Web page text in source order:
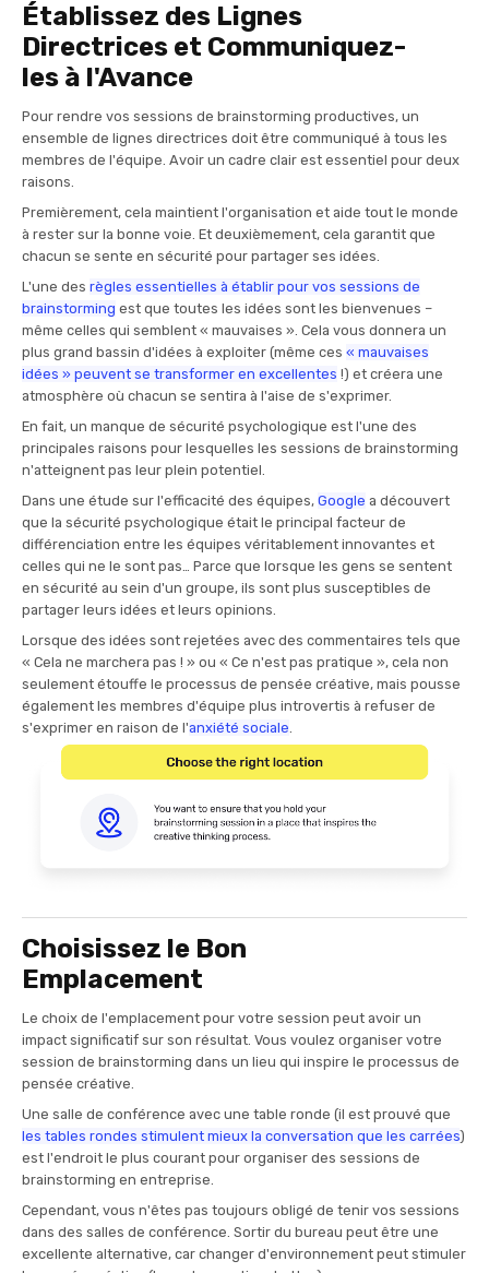
Établissez des Lignes
Directrices et Communiquez-
les à l'Avance
Pour rendre vos sessions de brainstorming productives, un
ensemble de lignes directrices doit être communiqué à tous les
membres de l'équipe. Avoir un cadre clair est essentiel pour deux
raisons.
Premièrement, cela maintient l'organisation et aide tout le monde
à rester sur la bonne voie. Et deuxièmement, cela garantit que
chacun se sente en sécurité pour partager ses idées.
L'une des règles essentielles à établir pour vos sessions de
brainstorming est que toutes les idées sont les bienvenues –
même celles qui semblent « mauvaises ». Cela vous donnera un
plus grand bassin d'idées à exploiter (même ces « mauvaises
idées » peuvent se transformer en excellentes !) et créera une
atmosphère où chacun se sentira à l'aise de s'exprimer.
En fait, un manque de sécurité psychologique est l'une des
principales raisons pour lesquelles les sessions de brainstorming
n'atteignent pas leur plein potentiel.
Dans une étude sur l'efficacité des équipes, Google a découvert
que la sécurité psychologique était le principal facteur de
différenciation entre les équipes véritablement innovantes et
celles qui ne le sont pas… Parce que lorsque les gens se sentent
en sécurité au sein d'un groupe, ils sont plus susceptibles de
partager leurs idées et leurs opinions.
Lorsque des idées sont rejetées avec des commentaires tels que
« Cela ne marchera pas ! » ou « Ce n'est pas pratique », cela non
seulement étouffe le processus de pensée créative, mais pousse
également les membres d'équipe plus introvertis à refuser de
s'exprimer en raison de l'anxiété sociale.
Choisissez le Bon
Emplacement
Le choix de l'emplacement pour votre session peut avoir un
impact significatif sur son résultat. Vous voulez organiser votre
session de brainstorming dans un lieu qui inspire le processus de
pensée créative.
Une salle de conférence avec une table ronde (il est prouvé que
les tables rondes stimulent mieux la conversation que les carrées)
est l'endroit le plus courant pour organiser des sessions de
brainstorming en entreprise.
Cependant, vous n'êtes pas toujours obligé de tenir vos sessions
dans des salles de conférence. Sortir du bureau peut être une
excellente alternative, car changer d'environnement peut stimuler